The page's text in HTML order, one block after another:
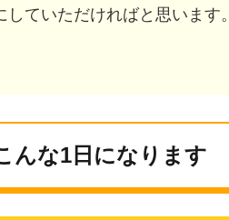
ていただければと思います。
んな1日になります